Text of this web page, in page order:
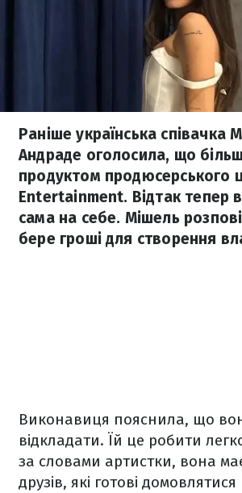
Раніше українська співачка
Андраде оголосила, що
продуктом продюсерського
Entertainment. Відтак тепер
сама на себе. Мішель
бере гроші для створення
Виконавиця пояснила, що
відкладати. Їй це робити
за словами артистки, вона
друзів, які готові